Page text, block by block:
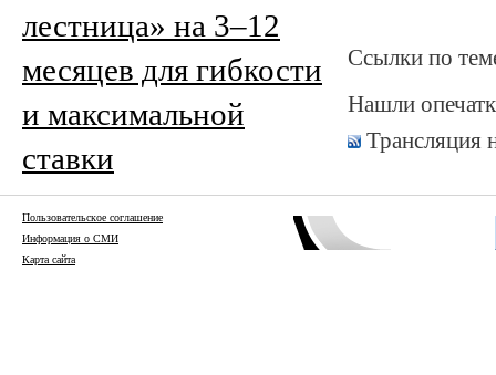
Ссылки по
Нашли
Трансляция
лестница» на 3–12
месяцев для гибкости
и максимальной
ставки
Пользовательское соглашение
Информация о СМИ
Карта сайта